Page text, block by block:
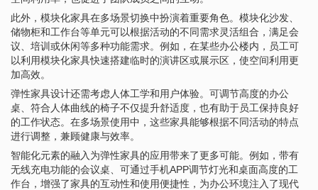
此外，模块化家具在多场景切换中扮演着重要角色。模块化沙发、
储物柜和工作台等单元可以根据活动的不同需求灵活组合，满足会
议、培训或休闲等多种功能需求。例如，在某些办公楼内，员工可
以利用模块化家具快速搭建临时的演讲区或展示区，使空间利用更
加高效。
弹性家具设计还需考虑人体工学和用户体验。可调节高度的办公
桌、符合人体曲线的椅子不仅提升舒适度，也有助于员工保持良好
的工作状态。在多场景使用中，这些家具能够根据不同活动的特点
进行调整，兼顾健康与效率。
智能化元素的融入为弹性家具的应用带来了更多可能。例如，带有
无线充电功能的会议桌、可通过手机APP调节灯光和桌面高度的工
作台，增强了家具的互动性和使用便捷性，为办公环境注入了现代